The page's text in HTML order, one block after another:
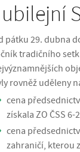
pátku 29. dubna
tradičního
rovněž uděleny
cena
získala ZO ČSS
cena
zahraničí, kterou